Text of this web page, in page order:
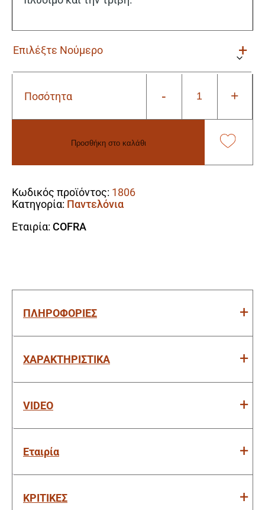
Ποσότητα -
Jean
+
Προσθήκη στο καλάθι
Κωδικός προϊόντος: 1806
Κατηγορία: Παντελόνια
Εταιρία: COFRA
ΠΛΗΡΟΦΟΡΙΕΣ
ΧΑΡΑΚΤΗΡΙΣΤΙΚΑ
VIDEO
Εταιρία
ΚΡΙΤΙΚΕΣ